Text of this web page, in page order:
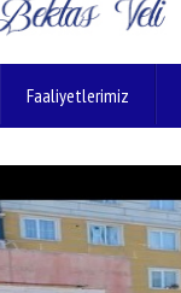
Faaliyetlerimiz